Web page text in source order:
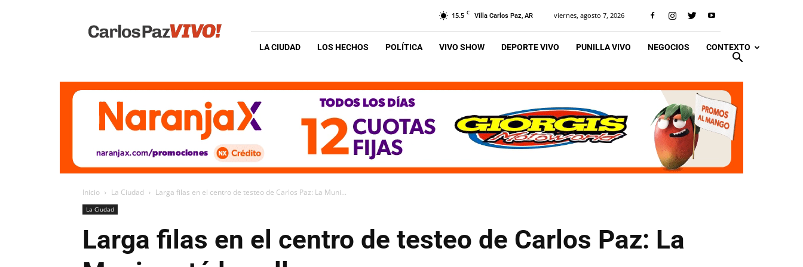
Vivo
15.5 C Villa Carlos Paz, AR viernes, agosto 7, 2026
LA CIUDAD LOS HECHOS POLÍTICA VIVO SHOW DEPORTE VIVO PUNILLA VIVO NEGOCIOS CONTEXTO
Inicio La Ciudad Larga filas en el centro de testeo de Carlos Paz: La Muni...
La Ciudad
Larga filas en el centro de testeo de Carlos Paz: La